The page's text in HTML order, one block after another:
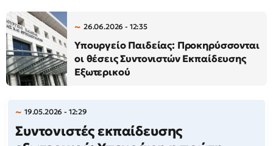
26.06.2026 - 12:35
Υπουργείο Παιδείας: Προκηρύσσονται
οι θέσεις Συντονιστών Εκπαίδευσης
Εξωτερικού
19.05.2026 - 12:29
Συντονιστές εκπαίδευσης